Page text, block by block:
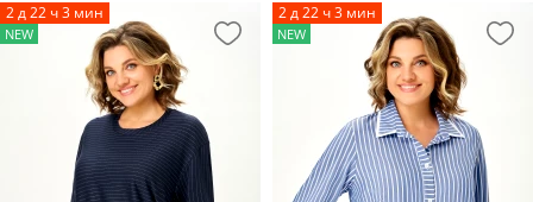
2 д 22 ч 3 мин
NEW
2 д 22 ч 3 мин
NEW